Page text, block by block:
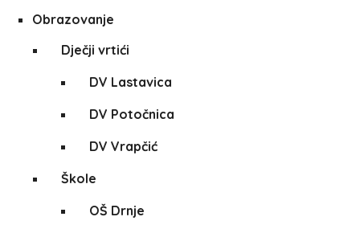
Obrazovanje
Dječji vrtići
DV Lastavica
DV Potočnica
DV Vrapčić
Škole
OŠ Drnje